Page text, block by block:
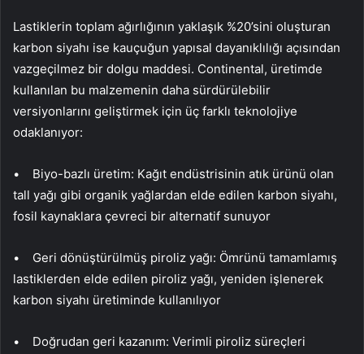
Lastiklerin toplam ağırlığının yaklaşık %20’sini oluşturan
karbon siyahı ise kauçuğun yapısal dayanıklılığı açısından
vazgeçilmez bir dolgu maddesi. Continental, üretimde
kullanılan bu malzemenin daha sürdürülebilir
versiyonlarını geliştirmek için üç farklı teknolojiye
odaklanıyor:
• Biyo-bazlı üretim: Kağıt endüstrisinin atık ürünü olan
tall yağı gibi organik yağlardan elde edilen karbon siyahı,
fosil kaynaklara çevreci bir alternatif sunuyor
• Geri dönüştürülmüş piroliz yağı: Ömrünü tamamlamış
lastiklerden elde edilen piroliz yağı, yeniden işlenerek
karbon siyahı üretiminde kullanılıyor
• Doğrudan geri kazanım: Verimli piroliz süreçleri